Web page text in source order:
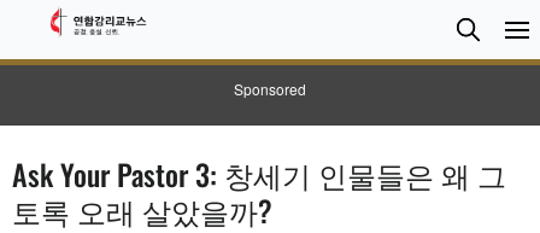
Sponsored
검
색
Search
Ask Your Pastor 3: 창세기 인물들은 왜 그
토록 오래 살았을까?